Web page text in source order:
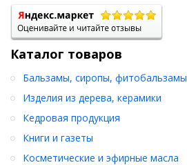
Каталог товаров
Бальзамы, сиропы, фитобальзамы
Изделия из дерева, керамики
Кедровая продукция
Книги и газеты
Косметические и эфирные масла